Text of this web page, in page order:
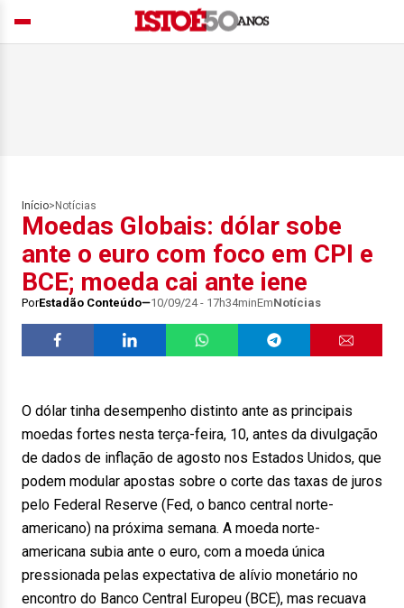
Início> Notícias
Moedas Globais: dólar sobe
ante o euro com foco em CPI e
BCE; moeda cai ante iene
PorEstadão Conteúdo 10/09/24 - 17h34minEmNotícias
O dólar tinha desempenho distinto ante as principais
moedas fortes nesta terça-feira, 10, antes da divulgação
de dados de inflação de agosto nos Estados Unidos, que
podem modular apostas sobre o corte das taxas de juros
pelo Federal Reserve (Fed, o banco central norte-
americano) na próxima semana. A moeda norte-
americana subia ante o euro, com a moeda única
pressionada pelas expectativa de alívio monetário no
encontro do Banco Central Europeu (BCE), mas recuava